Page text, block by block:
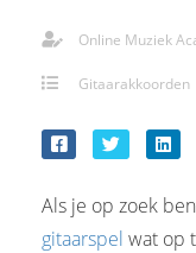
Online Muziek
Gitaarakkoorden
Als je op zoek
gitaarspel wat op